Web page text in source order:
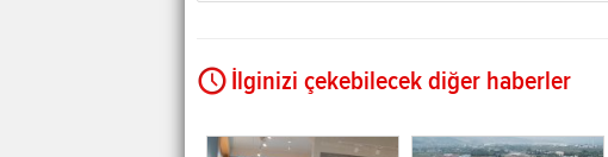
İlginizi çekebilecek diğer haberler